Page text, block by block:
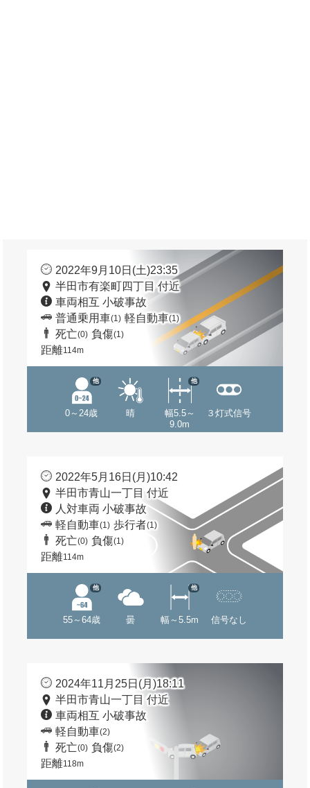
2022年9月10日(土)23:35
半田市有楽町四丁目 付近
車両相互 小破事故
普通乗用車(1) 軽自動車(1)
死亡(0) 負傷(1)
距離114m
0～24歳
他
晴
幅5.5～
9.0m
他
３灯式信号
2022年5月16日(月)10:42
半田市青山一丁目 付近
人対車両 小破事故
軽自動車(1) 歩行者(1)
死亡(0) 負傷(1)
距離114m
55～64歳
他
曇 幅～5.5m
他
信号なし
2024年11月25日(月)18:11
半田市青山一丁目 付近
車両相互 小破事故
軽自動車(2)
死亡(0) 負傷(2)
距離118m